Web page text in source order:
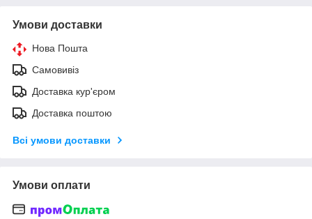
Умови доставки
Нова Пошта
Самовивіз
Доставка кур'єром
Доставка поштою
Всі умови доставки
Умови оплати